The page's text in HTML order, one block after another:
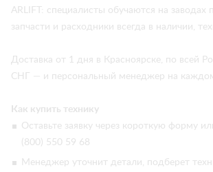
ARLIFT: специалисты обучаются на заводах
запчасти и расходники всегда в наличии,
Доставка от 1 дня в Красноярске, по всей
СНГ — и персональный менеджер на
Как купить технику
Оставьте заявку через короткую форму
(800) 550 59 68
Менеджер уточнит детали, подберет